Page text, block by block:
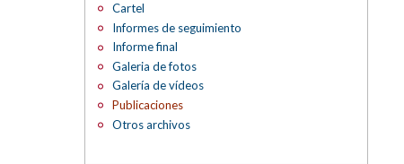
Cartel
Informes de seguimiento
Informe final
Galeria de fotos
Galería de vídeos
Publicaciones
Otros archivos